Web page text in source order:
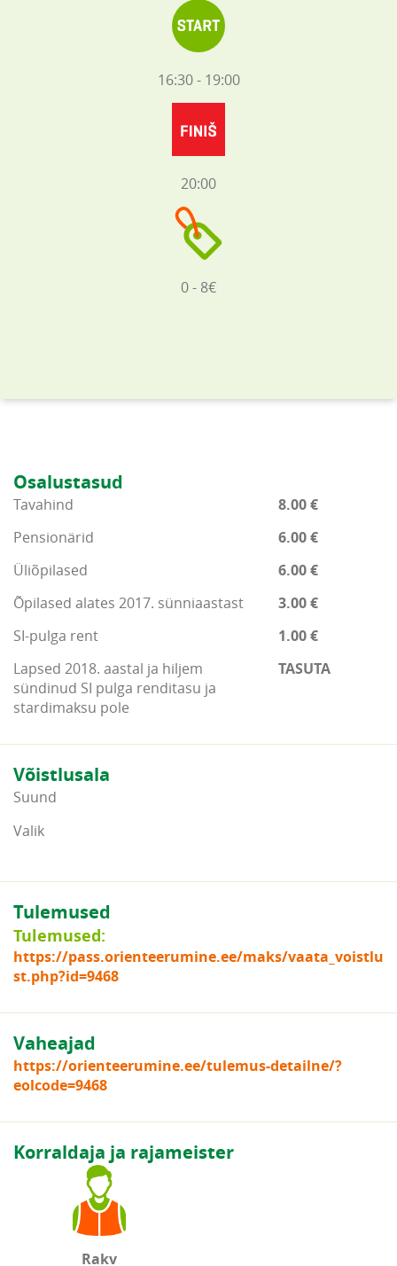
16:30 - 19:00
20:00
0 - 8€
Osalustasud
Tavahind
8.00 €
Pensionärid
6.00 €
Üliõpilased
6.00 €
Õpilased alates 2017. sünniaastast
3.00 €
SI-pulga rent
1.00 €
Lapsed 2018. aastal ja hiljem
sündinud SI pulga renditasu ja
stardimaksu pole
TASUTA
Võistlusala
Suund
Valik
Tulemused
Tulemused:
https://pass.orienteerumine.ee/maks/vaata_voistlu
st.php?id=9468
Vaheajad
https://orienteerumine.ee/tulemus-detailne/?
eolcode=9468
Korraldaja ja rajameister
Rakv